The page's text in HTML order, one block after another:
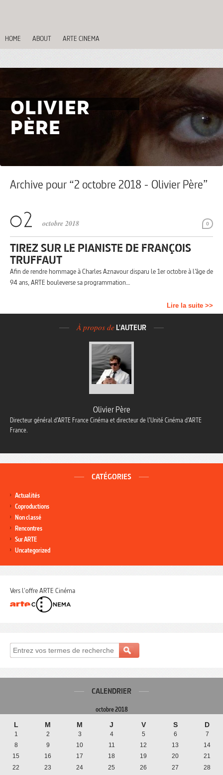
HOME ABOUT ARTE CINEMA
OLIVIER
PÈRE
Archive pour “2 octobre 2018 - Olivier Père”
0
octobre 2018
TIREZ SUR LE PIANISTE DE FRANÇOIS
TRUFFAUT
Afin de rendre hommage à Charles Aznavour disparu le 1er octobre à l’âge de
94 ans, ARTE bouleverse sa programmation…
Lire la suite >>
À propos de L'AUTEUR
Olivier Père
Directeur général d’ARTE France Cinéma et directeur de l’Unité Cinéma d’ARTE
France.
CATÉGORIES
Actualités
Coproductions
Non classé
Rencontres
Sur ARTE
Uncategorized
Vers l'offre ARTE Cinéma
CALENDRIER
octobre 2018
L M M J V S D
1 2 3 4 5 6
7
8
9 10 11 12 13
14
15
16 17 18 19 20
21
22
23 24 25 26 27
28